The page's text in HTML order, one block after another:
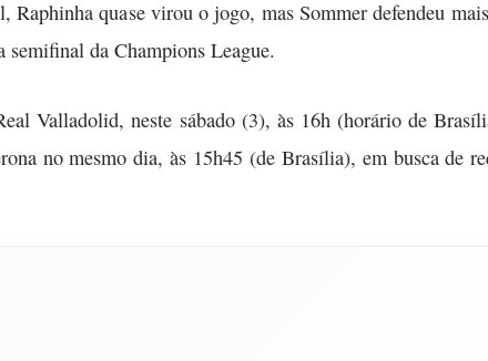
quase virou o jogo, mas Sommer defendeu
semifinal da Champions League.
Valladolid, neste sábado (3), às 16h (horário de
no mesmo dia, às 15h45 (de Brasília), em busca de